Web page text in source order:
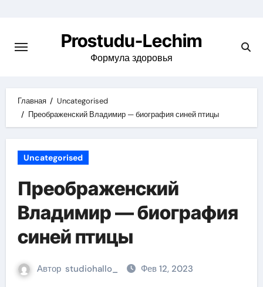
содержимому
Prostudu-Lechim
Формула здоровья
Главная
Uncategorised
Преображенский Владимир — биография синей птицы
Uncategorised
Преображенский
Владимир — биография
синей птицы
Автор studiohallo_ Фев 12, 2023